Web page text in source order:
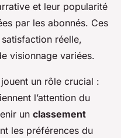
et leur popularité
par les abonnés. Ces
réelle,
visionnage variées.
un rôle crucial :
l’attention du
un classement
les préférences du